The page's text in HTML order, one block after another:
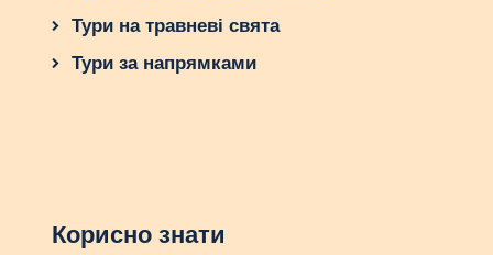
Тури на травневі свята
Тури за напрямками
Корисно знати